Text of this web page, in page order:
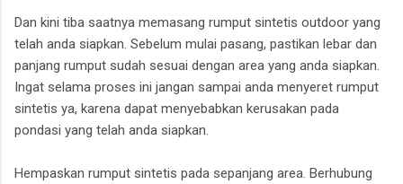
Dan kini tiba saatnya memasang rumput sintetis outdoor yang
telah anda siapkan. Sebelum mulai pasang, pastikan lebar dan
panjang rumput sudah sesuai dengan area yang anda siapkan.
Ingat selama proses ini jangan sampai anda menyeret rumput
sintetis ya, karena dapat menyebabkan kerusakan pada
pondasi yang telah anda siapkan.
Hempaskan rumput sintetis pada sepanjang area. Berhubung